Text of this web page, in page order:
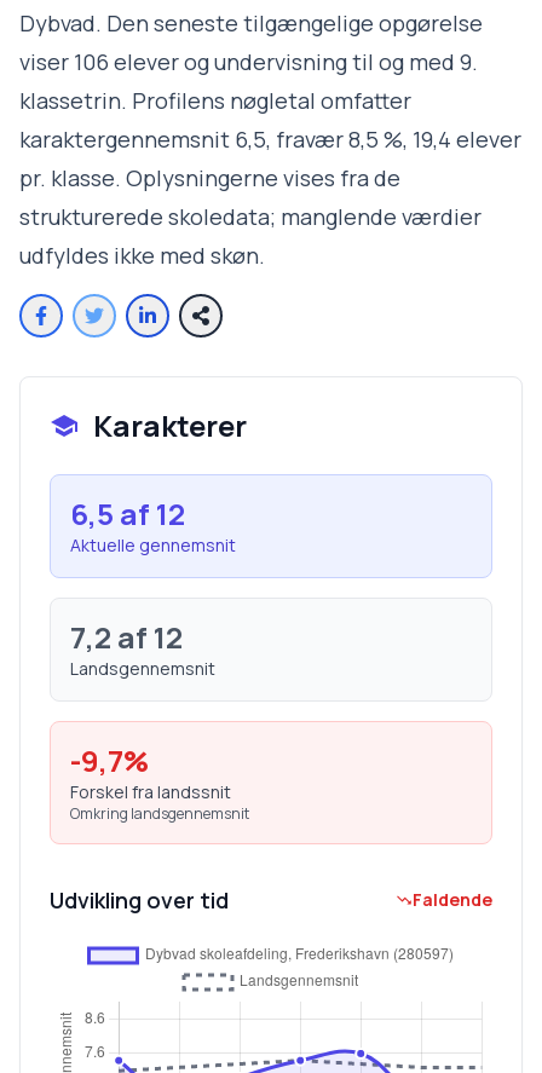
Dybvad. Den seneste tilgængelige opgørelse
viser 106 elever og undervisning til og med 9.
klassetrin. Profilens nøgletal omfatter
karaktergennemsnit 6,5, fravær 8,5 %, 19,4 elever
pr. klasse. Oplysningerne vises fra de
strukturerede skoledata; manglende værdier
udfyldes ikke med skøn.
Karakterer
6,5 af 12
Aktuelle gennemsnit
7,2 af 12
Landsgennemsnit
-9,7%
Forskel fra landssnit
Omkring landsgennemsnit
Udvikling over tid Faldende